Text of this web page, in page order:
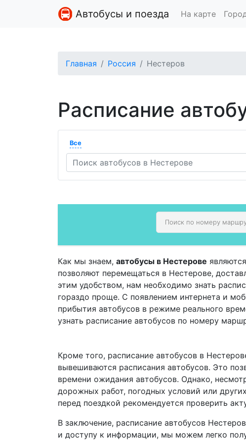
Автобусы и поезда На карте
Главная Россия Нестеров
Расписание
Все
Как мы знаем, автобусы в Нестерове
позволяют перемещаться в Нестерове,
этим удобством, нам необходимо знать
гораздо проще. С появлением интернета и
прибытия автобусов в режиме реального
узнать расписание автобусов по номеру
Кроме того, расписание автобусов в
вывешиваются расписания автобусов. Это
времени ожидания автобусов. Однако,
дорожных работ, погодных условий или
перед поездкой рекомендуется проверить
В заключение, расписание автобусов
и доступу к информации, мы можем легко